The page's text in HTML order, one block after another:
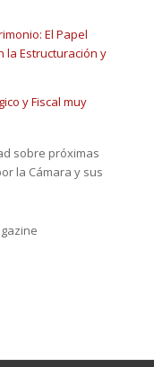
El Papel
la Estructuración y
y Fiscal muy
sobre próximas
la Cámara y sus